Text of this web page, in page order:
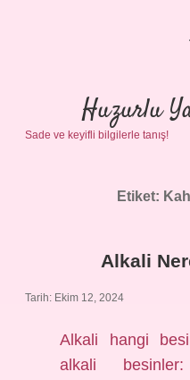
Huzurlu
Sade ve keyifli bilgilerle tanış!
Etiket:
Alkali
Tarih: Ekim 12, 2024
Alkali hangi
alkali